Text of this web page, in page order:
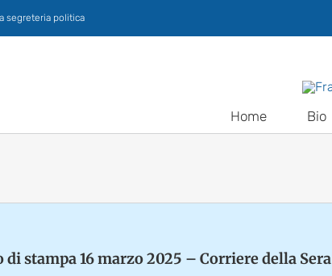
segreteria politica
Home Bio
stampa 16 marzo 2025 – Corriere della Sera